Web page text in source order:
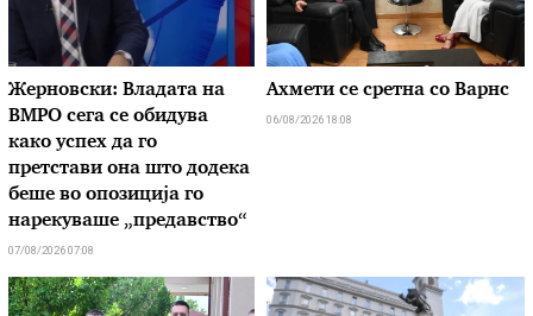
Жерновски: Владата на
ВМРО сега се обидува
како успех да го
претстави она што додека
беше во опозиција го
нарекуваше „предавство“
07/08/2026 07:08
Ахмети се сретна со Варнс
06/08/2026 18:08